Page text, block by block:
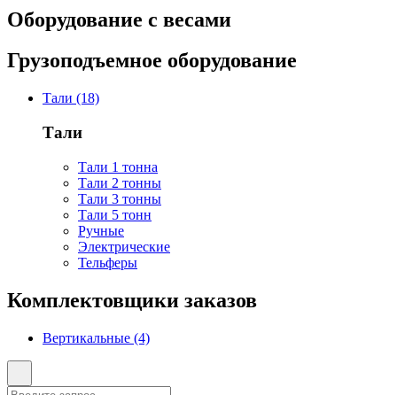
Оборудование с весами
Грузоподъемное оборудование
Тали (18)
Тали
Тали 1 тонна
Тали 2 тонны
Тали 3 тонны
Тали 5 тонн
Ручные
Электрические
Тельферы
Комплектовщики заказов
Вертикальные (4)